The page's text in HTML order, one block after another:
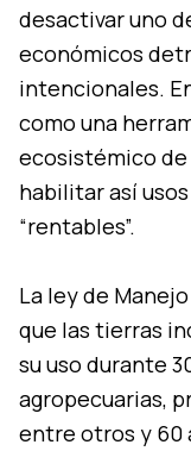
desactivar uno
económicos
intencionales.
como una
ecosistémico
habilitar así
“rentables”.
La ley de
que las tierras
su uso durante
agropecuarias,
entre otros y 60